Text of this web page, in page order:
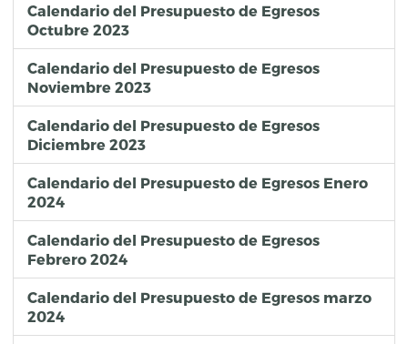
Calendario del Presupuesto de Egresos
Octubre 2023
Calendario del Presupuesto de Egresos
Noviembre 2023
Calendario del Presupuesto de Egresos
Diciembre 2023
Calendario del Presupuesto de Egresos Enero
2024
Calendario del Presupuesto de Egresos
Febrero 2024
Calendario del Presupuesto de Egresos marzo
2024